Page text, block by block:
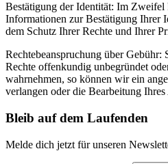
Bestätigung der Identität: Im
Informationen zur Bestätigung Ihrer
dem Schutz Ihrer Rechte und Ihrer
Rechtebeanspruchung über Gebühr:
Rechte offenkundig unbegründet
wahrnehmen, so können wir ein
verlangen oder die Bearbeitung
Bleib auf dem Laufenden
Melde dich jetzt für unseren